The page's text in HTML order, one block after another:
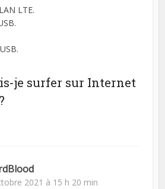
LTE.
je surfer sur Internet
2021 à 15 h 20 min